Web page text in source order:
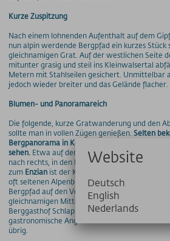
Kurze Zuspitzung
Nach einem lohnenden Aufenthalt auf dem
nun alpin werdende Bergpfad ein kurzes Stück
gleichnamigen Grat. Auf der westlichen Seite
mitunter grasig und steil ins Kleinwalsertal
Metern mit Stahlseilen gesichert. Unmittelbar
jedoch wieder breiter und das Gelände flacher.
Blumen- und Panoramareich
Die folgende, kurze Gratwanderung und den
sollte man in vollen Zügen genießen.Selten
Bergpanorama in Kombination mit einer
sehen. Etwa auf dem halben Weg zum
nach rechts, in den Kessel des Schlappoldsees.
zum Enzian ist der Kessel gefüllt mit einer
oft seltenen Alpenblumen. Am malerischen
Bergpfad auf den Verbindungsweg zwischen
gleichnamigen Mittelstation. Zurück an der
Berggasthof Schlappoldsee zu einer
gastronomische Angebot im Bereich der
übrig.
Website
Deutsch
English
Nederlands